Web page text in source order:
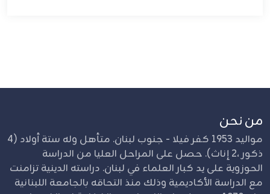
من نحن
مواليد 1953 كفر فيلا - جنوب لبنان. متأهل وله ستة أولاد (4
ذكور ،2 إناث). حصل على المراحل العليا من الدراسة
الحوزوية على يد كبار العلماء في لبنان. دراسته الدينية تزامنت
مع الدراسة الأكاديمية وذلك منذ التحاقه بالجامعة اللبنانية